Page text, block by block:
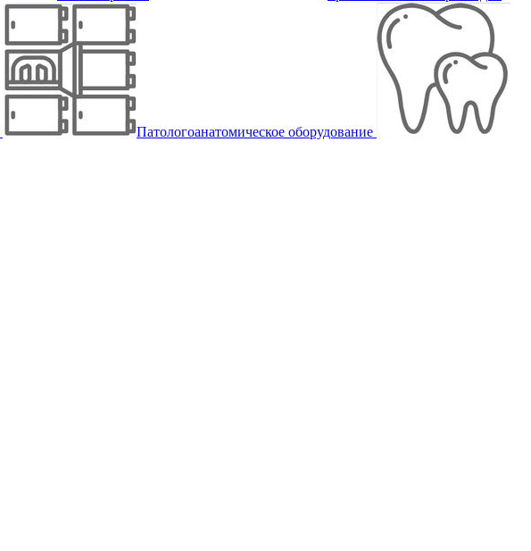
Патологоанатомическое оборудование